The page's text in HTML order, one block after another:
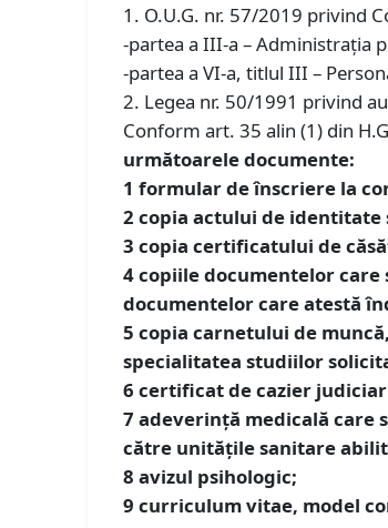
1. O.U.G. nr. 57/2019 privind
-partea a III-a – Administrația
-partea a VI-a, titlul III –
2. Legea nr. 50/1991 privind
Conform art. 35 alin (1) din
următoarele documente:
1 formular de înscriere la
2 copia actului de
3 copia certificatului de
4copiile documentelor care
documentelor care atestă
5 copia carnetului de
specialitatea studiilor
6 certificat de cazier
7 adeverinţă medicală care
către unităţile sanitare
8 avizul psihologic;
9 curriculum vitae, model